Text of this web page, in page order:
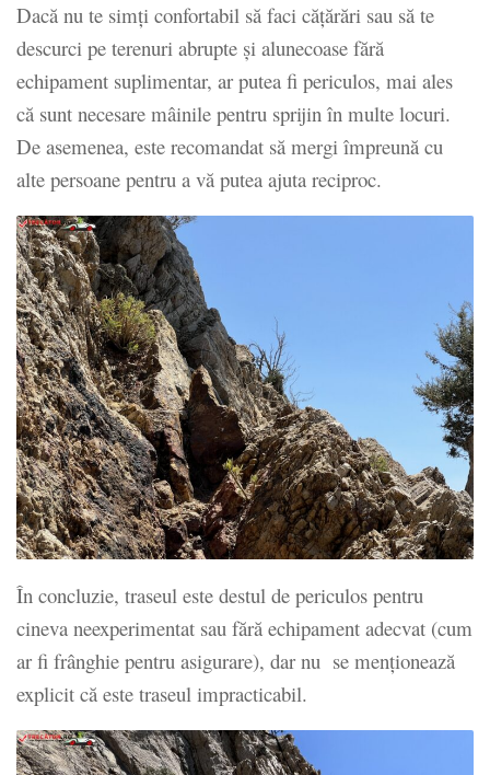
Dacă nu te simți confortabil să faci cățărări sau să te
descurci pe terenuri abrupte și alunecoase fără
echipament suplimentar, ar putea fi periculos, mai ales
că sunt necesare mâinile pentru sprijin în multe locuri.
De asemenea, este recomandat să mergi împreună cu
alte persoane pentru a vă putea ajuta reciproc.
În concluzie, traseul este destul de periculos pentru
cineva neexperimentat sau fără echipament adecvat (cum
ar fi frânghie pentru asigurare), dar nu se menționează
explicit că este traseul impracticabil.